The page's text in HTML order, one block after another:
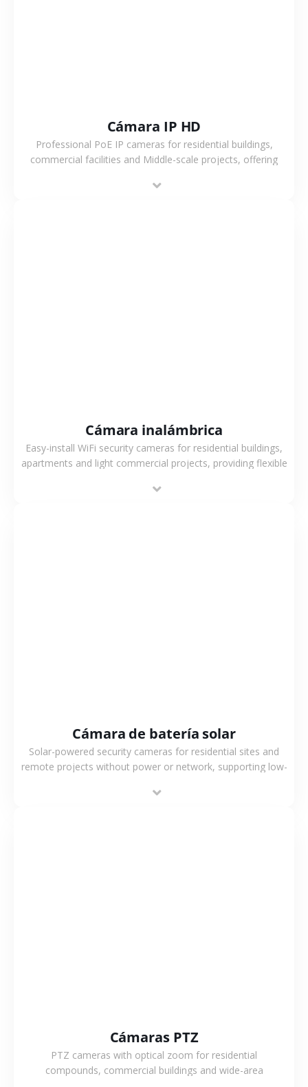
Cámara IP HD
Professional PoE IP cameras for residential buildings,
commercial facilities and Middle-scale projects, offering
support.
Cámara inalámbrica
Easy-install WiFi security cameras for residential buildings,
apartments and light commercial projects, providing flexible
Cámara de batería solar
Solar-powered security cameras for residential sites and
remote projects without power or network, supporting low-
monitoring.
Cámaras PTZ
PTZ cameras with optical zoom for residential
compounds, commercial buildings and wide-area